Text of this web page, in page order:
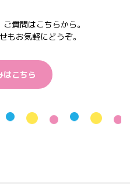
質問はこちらから。
もお気軽にどうぞ。
はこちら